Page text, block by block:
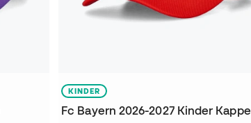
KINDER
Fc Bayern 2026-2027 Kinder Kappe